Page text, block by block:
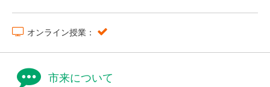
オンライン授業：
市来について